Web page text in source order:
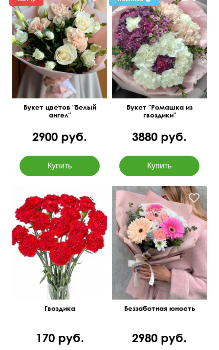
50 см 40 см
Букет цветов "Белый
ангел"
2900 руб.
Хит! Диантусы выложены
в виде больших
ромашек.
Букет "Ромашка из
гвоздики"
3880 руб.
Одиночная гвоздика
поштучно.
Гвоздика
170 руб.
Гербера, кустовая
хризантема, фисташка,
эвкалипт парвифолия
Беззаботная юность
2980 руб.